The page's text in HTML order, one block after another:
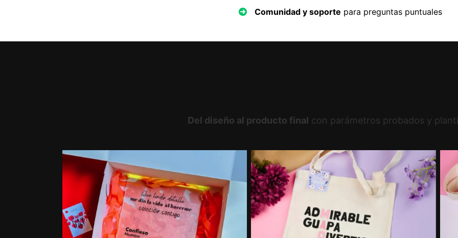
Comunidad y soporte para preguntas puntuales
Del diseño al producto final con parámetros probados y